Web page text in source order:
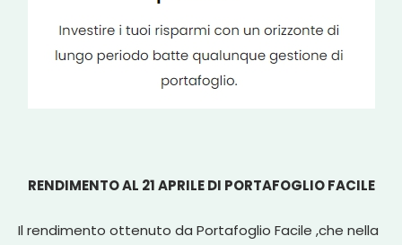
RENDIMENTO AL 21 APRILE DI PORTAFOGLIO FACILE
Il rendimento ottenuto da Portafoglio Facile ,che nella